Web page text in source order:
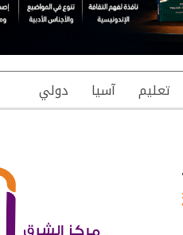
تعليم آسيا دولي